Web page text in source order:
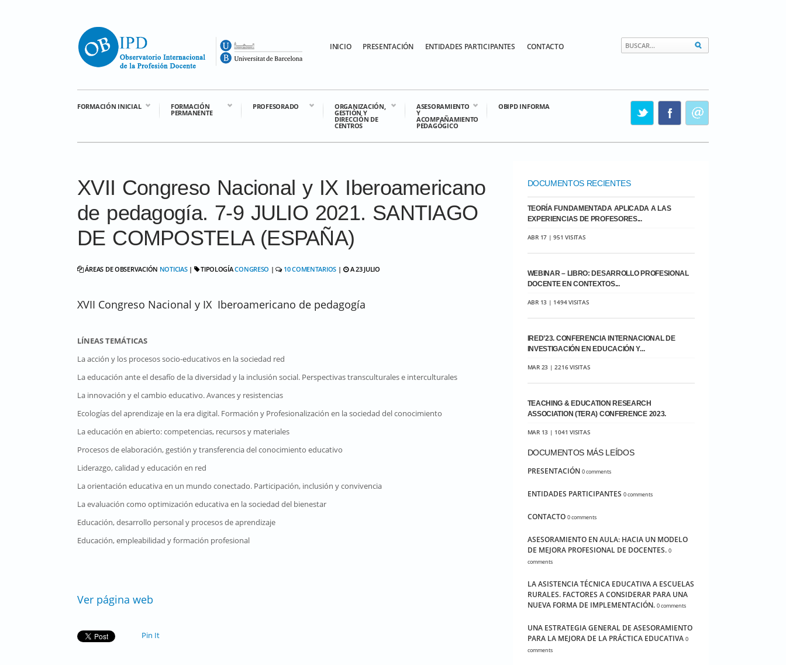
INICIO PRESENTACIÓN ENTIDADES PARTICIPANTES CONTACTO
FORMACIÓN INICIAL FORMACIÓN
PERMANENTE
PROFESORADO ORGANIZACIÓN,
GESTIÓN Y
DIRECCIÓN DE
CENTROS
ASESORAMIENTO
Y
ACOMPAÑAMIENTO
PEDAGÓGICO
OBIPD INFORMA
XVII Congreso Nacional y IX Iberoamericano
de pedagogía. 7-9 JULIO 2021. SANTIAGO
DE COMPOSTELA (ESPAÑA)
ÁREAS DE OBSERVACIÓN NOTICIAS| TIPOLOGÍACONGRESO | 10 COMENTARIOS | A 23 JULIO
XVII Congreso Nacional y IX Iberoamericano de pedagogía
LÍNEAS TEMÁTICAS
​La acción y los procesos socio-educativos en la sociedad red
La educación ante el desafío de la diversidad y la inclusión social. Perspectivas transculturales e interculturales
La innovación y el cambio educativo. Avances y resistencias
Ecologías del aprendizaje en la era digital. Formación y Profesionalización en la sociedad del conocimiento
La educación en abierto: competencias, recursos y materiales
Procesos de elaboración, gestión y transferencia del conocimiento educativo
Liderazgo, calidad y educación en red
La orientación educativa en un mundo conectado. Participación, inclusión y convivencia
La evaluación como optimización educativa en la sociedad del bienestar
Educación, desarrollo personal y procesos de aprendizaje
Educación, empleabilidad y formación profesional
Ver página web
Pin It
DOCUMENTOS RECIENTES
TEORÍA FUNDAMENTADA APLICADA A LAS
EXPERIENCIAS DE PROFESORES...
ABR 17 | 951 VISITAS
WEBINAR – LIBRO: DESARROLLO PROFESIONAL
DOCENTE EN CONTEXTOS...
ABR 13 | 1494 VISITAS
IRED’23. CONFERENCIA INTERNACIONAL DE
INVESTIGACIÓN EN EDUCACIÓN Y...
MAR 23 | 2216 VISITAS
TEACHING & EDUCATION RESEARCH
ASSOCIATION (TERA) CONFERENCE 2023.
MAR 13 | 1041 VISITAS
DOCUMENTOS MÁS LEÍDOS
PRESENTACIÓN 0 comments
ENTIDADES PARTICIPANTES 0 comments
CONTACTO 0 comments
ASESORAMIENTO EN AULA: HACIA UN MODELO
DE MEJORA PROFESIONAL DE DOCENTES. 0
comments
LA ASISTENCIA TÉCNICA EDUCATIVA A ESCUELAS
RURALES. FACTORES A CONSIDERAR PARA UNA
NUEVA FORMA DE IMPLEMENTACIÓN. 0 comments
UNA ESTRATEGIA GENERAL DE ASESORAMIENTO
PARA LA MEJORA DE LA PRÁCTICA EDUCATIVA 0
comments